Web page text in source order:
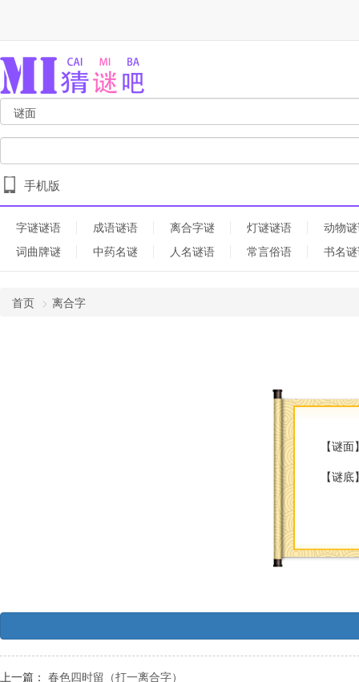
手机版
字谜谜语 成语谜语 离合字谜 灯谜谜语
动物
词曲牌谜
中药名谜 人名谜语 常言俗语 书名
首页 离合字
【谜
【谜底
上一篇： 春色四时留（打一离合字）